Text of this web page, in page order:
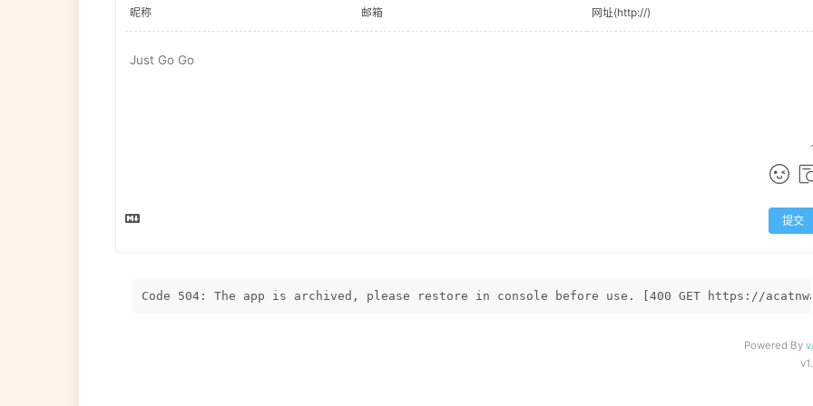
提交
Code 504: The app is archived, please restore in console before use. [400 GET https://
Powered By